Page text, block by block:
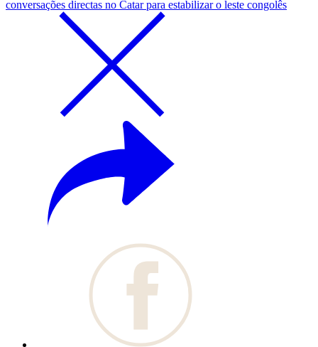
conversações directas no Catar para estabilizar o leste congolês